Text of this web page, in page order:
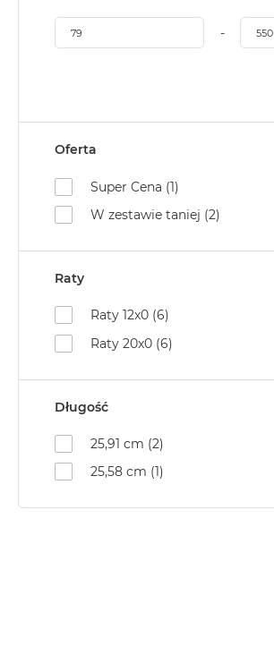
256GB
MacBook
MacBook
MacBook
2TB
MacBook
MacBook
Według
-
Oferta
Super Cena (1)
W zestawie taniej (2)
Raty
Raty 12x0 (6)
Raty 20x0 (6)
Długość
25,91 cm (2)
25,58 cm (1)